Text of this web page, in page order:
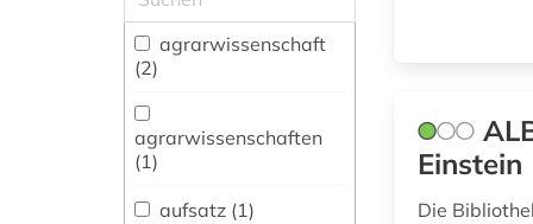
vergleichende Sprach-
und
Literaturwissenschaft.
Außereuropäische
Sprachen und
Literaturen (1)
Anglistik.
agrarwissenschaft
(2)
agrarwissenschaften
(1)
aufsatz (1)
Einstein
Die